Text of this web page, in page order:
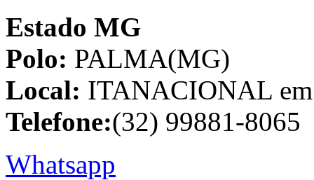
Estado MG
Polo: PALMA(MG)
Local: ITANACIONAL
Telefone:(32) 99881-8065
Whatsapp